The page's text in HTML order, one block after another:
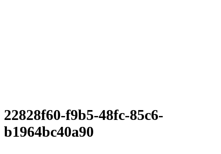
22828f60-f9b5-48fc-85c6-
b1964bc40a90